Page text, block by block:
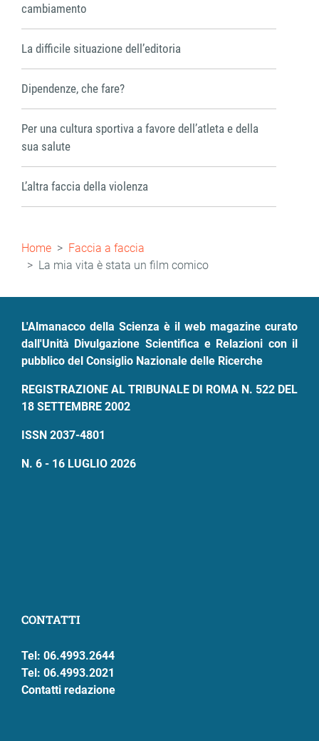
cambiamento
La difficile situazione dell’editoria
Dipendenze, che fare?
Per una cultura sportiva a favore dell’atleta e della
sua salute
L’altra faccia della violenza
Briciole
di
pane
Home
Faccia a faccia
La mia vita è stata un film comico
L'Almanacco della Scienza è il web magazine curato
dall'Unità Divulgazione Scientifica e Relazioni con il
pubblico del Consiglio Nazionale delle Ricerche
REGISTRAZIONE AL TRIBUNALE DI ROMA N. 522 DEL
18 SETTEMBRE 2002
ISSN 2037-4801
N. 6 - 16 LUGLIO 2026
CONTATTI
Tel: 06.4993.2644
Tel: 06.4993.2021
Contatti redazione